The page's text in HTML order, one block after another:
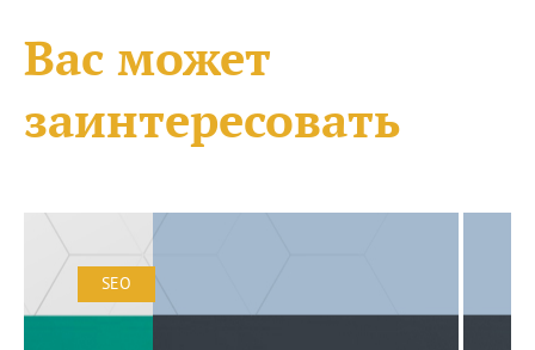
Вас может
заинтересовать
SEO